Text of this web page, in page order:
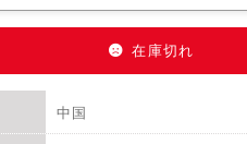
在庫切れ
中国